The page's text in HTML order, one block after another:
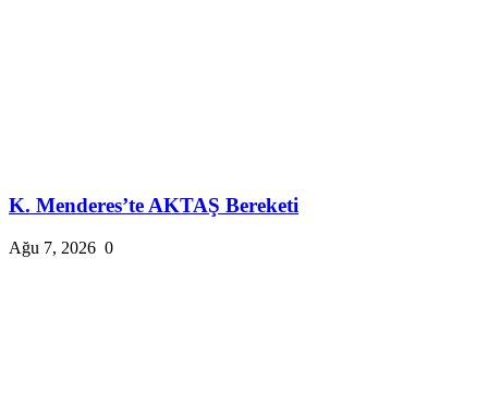
K. Menderes’te AKTAŞ Bereketi
Ağu 7, 2026 0